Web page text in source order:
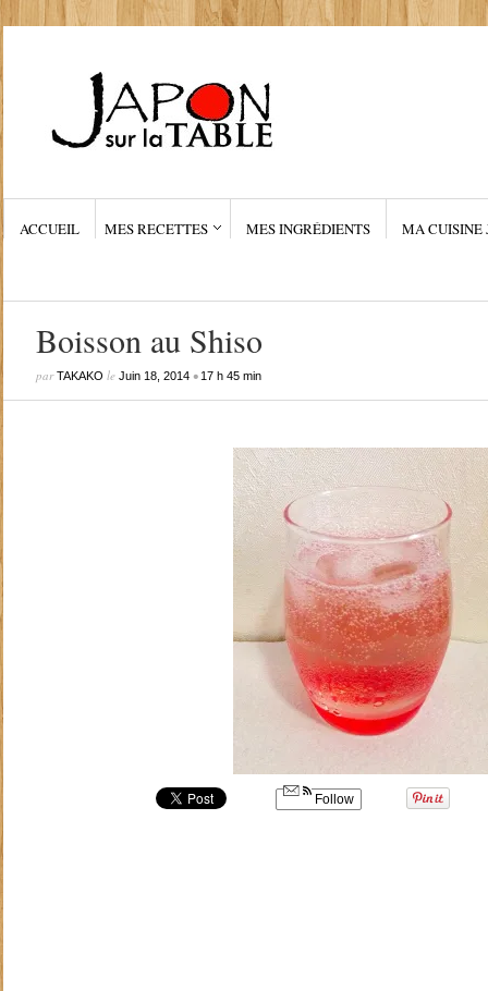
ACCUEIL MES RECETTES MES INGRÉDIENTS MA CUISINE
Boisson au Shiso
parTAKAKO le Juin 18, 2014• 17 h 45 min
Follow